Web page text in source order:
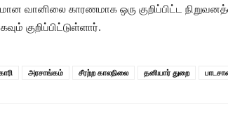
வானிலை காரணமாக ஒரு குறிப்பிட்ட
குறிப்பிட்டுள்ளார்.
அரசாங்கம் சீரற்ற காலநிலை தனியார் துறை